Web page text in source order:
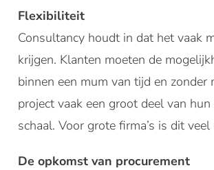
Flexibiliteit
Consultancy houdt in dat het vaak
krijgen. Klanten moeten de
binnen een mum van tijd en zonder
project vaak een groot deel van
schaal. Voor grote firma’s is dit
De opkomst van procurement